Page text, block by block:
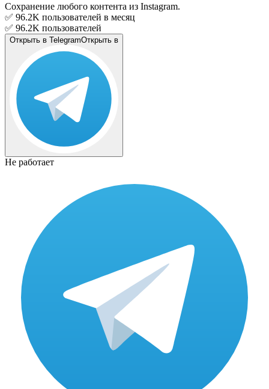
Сохранение любого контента из Instagram.
✅ 96.2K пользователей в месяц
✅ 96.2K пользователей
Открыть в TelegramОткрыть в
Не работает